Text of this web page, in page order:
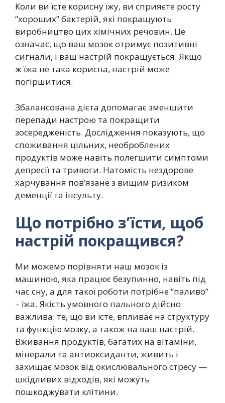
Коли ви їсте корисну їжу, ви сприяєте росту
“хороших” бактерій, які покращують
виробництво цих хімічних речовин. Це
означає, що ваш мозок отримує позитивні
сигнали, і ваш настрій покращується. Якщо
ж їжа не така корисна, настрій може
погіршитися.
Збалансована дієта допомагає зменшити
перепади настрою та покращити
зосередженість. Дослідження показують, що
споживання цільних, необроблених
продуктів може навіть полегшити симптоми
депресії та тривоги. Натомість нездорове
харчування пов’язане з вищим ризиком
деменції та інсульту.
Що потрібно з’їсти, щоб
настрій покращився?
Ми можемо порівняти наш мозок із
машиною, яка працює безупинно, навіть під
час сну, а для такої роботи потрібне “паливо”
– їжа. Якість умовного пального дійсно
важлива: те, що ви їсте, впливає на структуру
та функцію мозку, а також на ваш настрій.
Вживання продуктів, багатих на вітаміни,
мінерали та антиоксиданти, живить і
захищає мозок від окислювального стресу —
шкідливих відходів, які можуть
пошкоджувати клітини.